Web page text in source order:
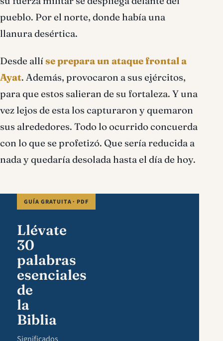
pueblo. Por el norte, donde había una
llanura desértica.
Desde allíse prepara un ataque frontal a
Ayat. Además, provocaron a sus ejércitos,
para que estos salieran de su fortaleza. Y una
vez lejos de esta los capturaron y quemaron
sus alrededores. Todo lo ocurrido concuerda
con lo que se profetizó. Que sería reducida a
nada y quedaría desolada hasta el día de hoy.
GUÍA GRATUITA · PDF
Llévate
30
palabras
esenciales
de
la
Biblia